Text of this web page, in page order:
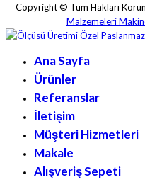
Copyright © Tüm Hakları
Malzemeleri
Ana Sayfa
Ürünler
Referanslar
İletişim
Müşteri Hizmetleri
Makale
Alışveriş Sepeti